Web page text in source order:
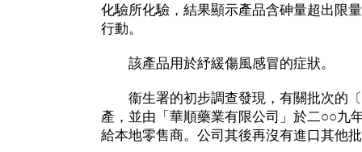
化驗所化驗，結果顯示產品含砷量超出限
行動。
該產品用於紓緩傷風感冒的症狀。
衞生署的初步調查發現，有關批次的〔
產，並由「華順藥業有限公司」於二○○九
給本地零售商。公司其後再沒有進口其他